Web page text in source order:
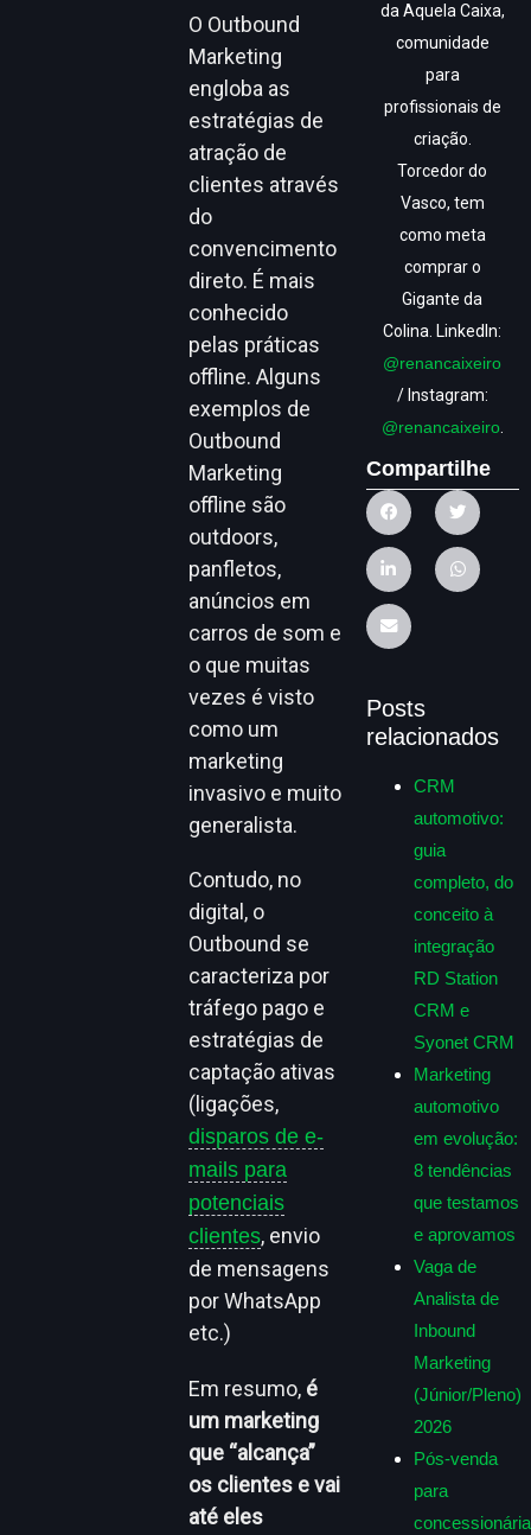
O Outbound
Marketing
engloba as
estratégias de
atração de
clientes através
do
convencimento
direto. É mais
conhecido
pelas práticas
offline. Alguns
exemplos de
Outbound
Marketing
offline são
outdoors,
panfletos,
anúncios em
carros de som e
o que muitas
vezes é visto
como um
marketing
invasivo e muito
generalista.
Contudo, no
digital, o
Outbound se
caracteriza por
tráfego pago e
estratégias de
captação ativas
(ligações,
disparos de e-
mails para
potenciais
clientes, envio
de mensagens
por WhatsApp
etc.)
Em resumo, é
um marketing
que “alcança”
os clientes e vai
até eles
da Aquela Caixa,
comunidade
para
profissionais de
criação.
Torcedor do
Vasco, tem
como meta
comprar o
Gigante da
Colina. LinkedIn:
@renancaixeiro
/ Instagram:
@renancaixeiro.
Compartilhe
Posts
relacionados
CRM
automotivo:
guia
completo, do
conceito à
integração
RD Station
CRM e
Syonet CRM
Marketing
automotivo
em evolução:
8 tendências
que testamos
e aprovamos
Vaga de
Analista de
Inbound
Marketing
(Júnior/Pleno)
2026
Pós-venda
para